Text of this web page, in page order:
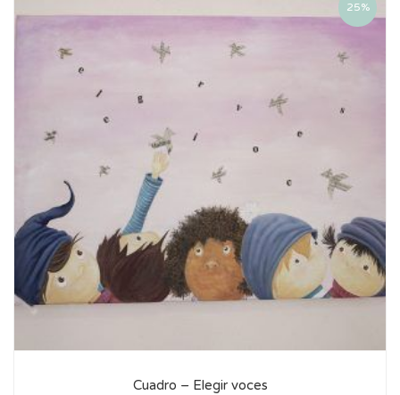
25%
Cuadro – Elegir voces